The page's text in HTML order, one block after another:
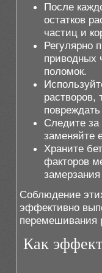
После
остатков
частиц и
Регулярно
приводных
поломок.
растворов,
Следите
заменяйте
Храните
факторов
Соблюдение
эффективно
перемешивания
Как